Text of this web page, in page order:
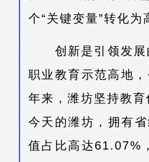
个“关键变量”转化为
创新是引领发展的
职业教育示范高地
年来，潍坊坚持教
今天的潍坊，拥有
值占比高达61.07%